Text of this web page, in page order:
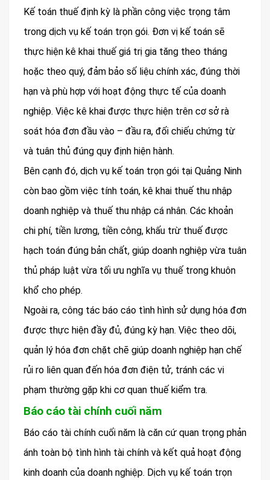
Kế toán thuế định kỳ là phần công việc trọng tâm
trong dịch vụ kế toán trọn gói. Đơn vị kế toán sẽ
thực hiện kê khai thuế giá trị gia tăng theo tháng
hoặc theo quý, đảm bảo số liệu chính xác, đúng thời
hạn và phù hợp với hoạt động thực tế của doanh
nghiệp. Việc kê khai được thực hiện trên cơ sở rà
soát hóa đơn đầu vào – đầu ra, đối chiếu chứng từ
và tuân thủ đúng quy định hiện hành.
Bên cạnh đó, dịch vụ kế toán trọn gói tại Quảng Ninh
còn bao gồm việc tính toán, kê khai thuế thu nhập
doanh nghiệp và thuế thu nhập cá nhân. Các khoản
chi phí, tiền lương, tiền công, khấu trừ thuế được
hạch toán đúng bản chất, giúp doanh nghiệp vừa tuân
thủ pháp luật vừa tối ưu nghĩa vụ thuế trong khuôn
khổ cho phép.
Ngoài ra, công tác báo cáo tình hình sử dụng hóa đơn
được thực hiện đầy đủ, đúng kỳ hạn. Việc theo dõi,
quản lý hóa đơn chặt chẽ giúp doanh nghiệp hạn chế
rủi ro liên quan đến hóa đơn điện tử, tránh các vi
phạm thường gặp khi cơ quan thuế kiểm tra.
Báo cáo tài chính cuối năm
Báo cáo tài chính cuối năm là căn cứ quan trọng phản
ánh toàn bộ tình hình tài chính và kết quả hoạt động
kinh doanh của doanh nghiệp. Dịch vụ kế toán trọn